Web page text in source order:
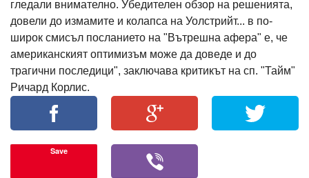
гледали внимателно. Убедителен обзор на решенията,
довели до измамите и колапса на Уолстрийт... в по-
широк смисъл посланието на "Вътрешна афера" е, че
американският оптимизъм може да доведе и до
трагични последици", заключава критикът на сп. "Тайм"
Ричард Корлис.
Save